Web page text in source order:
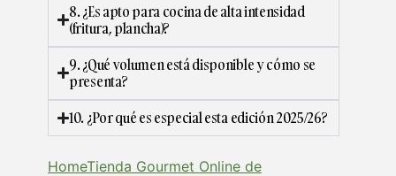
8. ¿Es apto para cocina de alta intensidad
(fritura, plancha)?
9. ¿Qué volumen está disponible y cómo se
presenta?
10. ¿Por qué es especial esta edición 2025/26?
HomeTienda Gourmet Online de